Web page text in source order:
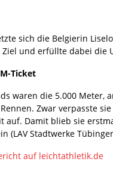
sich die Belgierin
und erfüllte dabei die
Ticket
waren die 5.000
Zwar verpasste
auf. Damit blieb sie
(LAV Stadtwerke
auf leichtathletik.de